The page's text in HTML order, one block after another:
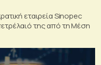
εταιρεία Sinopec
της από τη Μέση